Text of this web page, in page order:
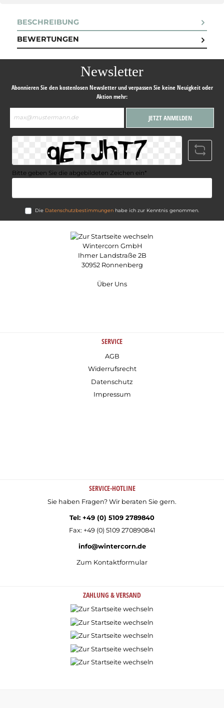
BESCHREIBUNG
BEWERTUNGEN
Newsletter
Abonnieren Sie den kostenlosen Newsletter und verpassen Sie keine Neuigkeit oder
Aktion mehr:
Mail-
Adresse*
JETZT ANMELDEN
Bitte geben Sie die abgebildeten Zeichen ein*
Die Datenschutzbestimmungenhabe ich zur Kenntnis genommen.
Wintercorn GmbH
Ihmer Landstraße 2B
30952 Ronnenberg
Über Uns
SERVICE
AGB
Widerrufsrecht
Datenschutz
Impressum
SERVICE-HOTLINE
Sie haben Fragen? Wir beraten Sie gern.
Tel: +49 (0) 5109 2789840
Fax: +49 (0) 5109 270890841
info@wintercorn.de
Zum Kontaktformular
ZAHLUNG & VERSAND